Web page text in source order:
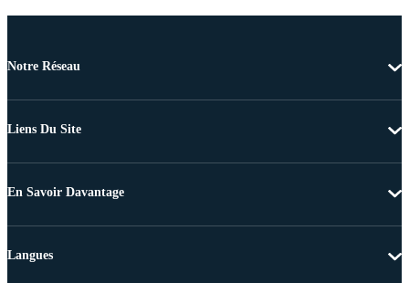
Notre Réseau
Liens Du Site
En Savoir Davantage
Langues